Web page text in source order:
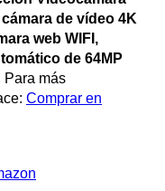
de vídeo 4K
web WIFI,
de 64MP
Para más
Comprar en